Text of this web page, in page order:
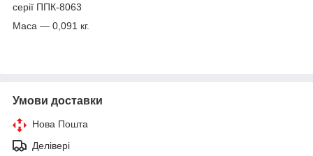
серії ППК-8063
Маса — 0,091 кг.
Умови доставки
Нова Пошта
Делівері